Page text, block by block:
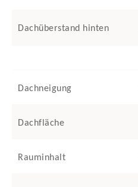
Dachüberstand hinten
Dachneigung
Dachfläche
Rauminhalt